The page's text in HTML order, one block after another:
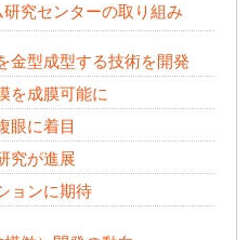
究センターの取り組み
金型成型する技術を開発
を成膜可能に
眼に着目
究が進展
ョンに期待